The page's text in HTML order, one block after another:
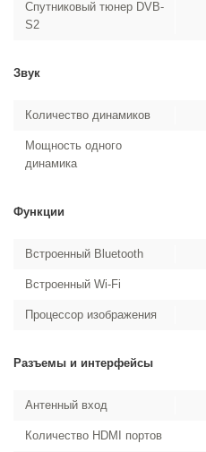
Спутниковый тюнер DVB-
S2
Звук
Количество динамиков
Мощность одного
динамика
Функции
Встроенный Bluetooth
Встроенный Wi-Fi
Процессор изображения
Разъемы и интерфейсы
Антенный вход
Количество HDMI портов